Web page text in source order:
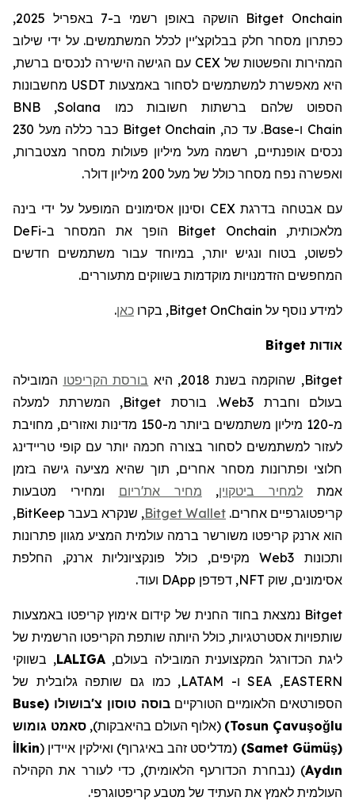
Bitget Onchain
הושקה באופן רשמי ב-7 באפריל 2025,
כפתרון מסחר חלק בבלוקצ'יין לכלל המשתמשים. על ידי שילוב
המהירות והפשטות שלCEX עם הגישה הישירה לנכסים ברשת,
היא מאפשרת למשתמשים לסחור באמצעות USDT מחשבונות
הספוט שלהם ברשתות חשובות כמו Solana
,
BNB
Chain ו-Base. עד כה, Bitget Onchain
כבר כללה מעל 230
נכסים אופנתיים, רשמה מעל מיליון פעולות מסחר מצטברות,
ואפשרה נפח מסחר כולל של מעל 200 מיליון דולר.
עם אבטחה בדרגת CEX וסינון אסימונים המופעל על ידי בינה
מלאכותית, Bitget Onchain הופך את המסחר ב-DeFi
לפשוט, בטוח ונגיש יותר, במיוחד עבור משתמשים חדשים
המחפשים הזדמנויות מוקדמות בשווקים מתעוררים.
למידע נוסף על Bitget OnChain, בקר ו כאן.
אודות Bitget
Bitget, שהוקמה בשנת 2018, היא בורסת הקריפטו המובילה
בעולם וחברת Web3. בורסת Bitget, המשרתת למעלה
מ-120
מיליון משתמשים ביותר מ-150 מדינות ואזורים, מחויבת
לעזור למשתמשים לסחור בצורה חכמה יותר עם קופי טריידינג
חלוצי ופתרונות מסחר אחרים, תוך שהיא מציעה גישה בזמן
אמת למחיר ביטקוין, מחיר את'ריום ומחירי מטבעות
קריפטוגרפיים אחרים.
Bitget Wallet , שנקרא בעבר BitKeep
,
הוא ארנק קריפטו משורשר ברמה עולמית המציע מגוון פתרונות
ותכונות Web3מקיפים, כולל פונקציונליות ארנק, החלפת
אסימונים, שוק NFT, דפדפן DApp ועוד.
Bitget נמצאת בחוד החנית של קידום אימוץ קריפטו באמצעות
שותפויות אסטרטגיות, כולל היותה שותפת הקריפטו הרשמית של
ליגת הכדורגל המקצוענית המובילה בעולם,LALIGA, בשווקי
EASTERN
,
SEAו- LATAM, כמו גם שותפה גלובלית של
הספורטאים הלאומיים הטורקיים בוסה טוסון צ'בושולו (
Buse
Tosun Çavuşoğlu
) (אלוף העולם בהיאבקות), סאמט גומוש
(
Samet Gümüş
) (מדליסט זהב באיגרוף) ואילקין איידין ( İlkin
Aydın) (נבחרת הכדורעף הלאומית),כדי לעורר את הקהילה
העולמית לאמץ את העתיד של מטבע קריפטוגרפי.